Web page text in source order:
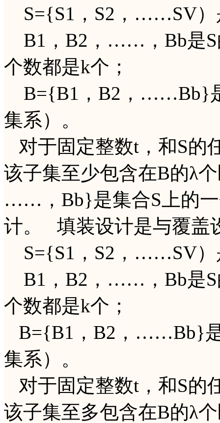
S={S1，S2，……SV）
B1，B2，……，Bb是S
个数都是k个；
B={B1，B2，……Bb}
集系）。
对于固定整数t，和S的
该子集至少包含在B的λ
……，Bb}是集合S上的一
计。 填装设计是与覆盖
S={S1，S2，……SV）
B1，B2，……，Bb是S
个数都是k个；
B={B1，B2，……Bb}是
集系）。
对于固定整数t，和S的
该子集至多包含在B的λ